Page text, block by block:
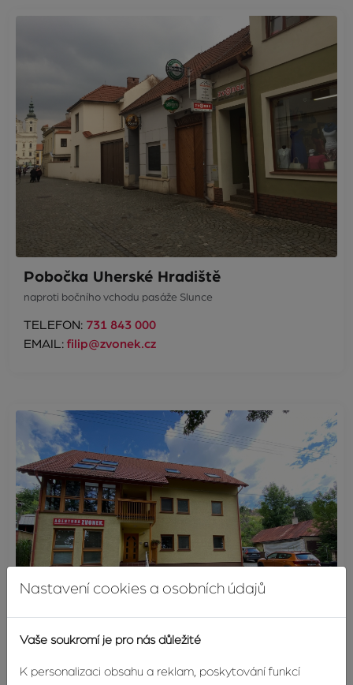
Pobočka Uherské Hradiště
naproti bočního vchodu pasáže Slunce
TELEFON: 731 843 000
EMAIL: filip@zvonek.cz
Sídlo firmy
Nastavení cookies a osobních údajů
Vaše soukromí je pro nás důležité
K personalizaci obsahu a reklam, poskytování funkcí